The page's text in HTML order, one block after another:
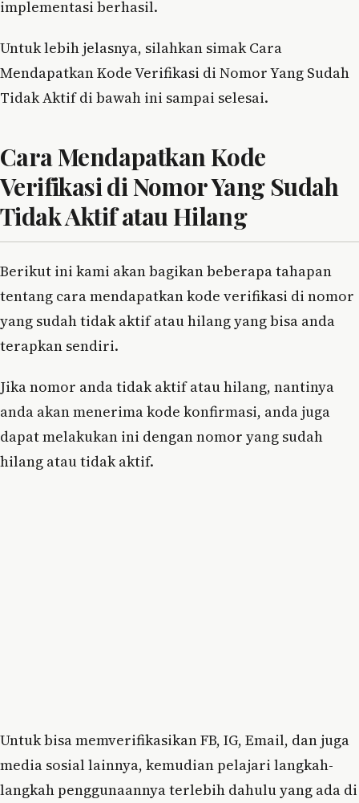
implementasi berhasil.
Untuk lebih jelasnya, silahkan simak Cara
Mendapatkan Kode Verifikasi di Nomor Yang Sudah
Tidak Aktif di bawah ini sampai selesai.
Cara Mendapatkan Kode
Verifikasi di Nomor Yang Sudah
Tidak Aktif atau Hilang
Berikut ini kami akan bagikan beberapa tahapan
tentang cara mendapatkan kode verifikasi di nomor
yang sudah tidak aktif atau hilang yang bisa anda
terapkan sendiri.
Jika nomor anda tidak aktif atau hilang, nantinya
anda akan menerima kode konfirmasi, anda juga
dapat melakukan ini dengan nomor yang sudah
hilang atau tidak aktif.
Untuk bisa memverifikasikan FB, IG, Email, dan juga
media sosial lainnya, kemudian pelajari langkah-
langkah penggunaannya terlebih dahulu yang ada di